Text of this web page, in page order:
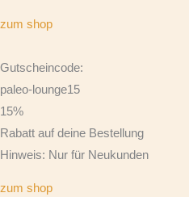
zum shop
Gutscheincode:
paleo-lounge15
15%
Rabatt auf deine Bestellung
Hinweis: Nur für Neukunden
zum shop